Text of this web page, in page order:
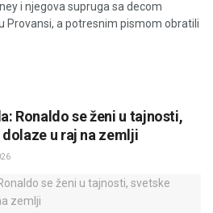
i njegova supruga sa decom
Provansi, a potresnim pismom obratili
Ronaldo se ženi u tajnosti,
u raj na zemlji